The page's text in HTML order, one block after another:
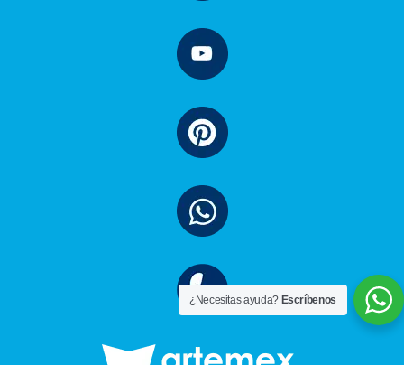
¿Necesitas ayuda?Escríbenos